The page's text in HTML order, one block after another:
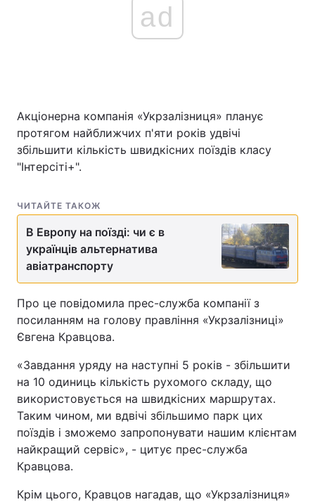
ad
Акціонерна компанія «Укрзалізниця» планує
протягом найближчих п'яти років удвічі
збільшити кількість швидкісних поїздів класу
"Інтерсіті+".
ЧИТАЙТЕ ТАКОЖ
В Европу на поїзді: чи є в
українців альтернатива
авіатранспорту
Про це повідомила прес-служба компанії з
посиланням на голову правління «Укрзалізниці»
Євгена Кравцова.
«Завдання уряду на наступні 5 років - збільшити
на 10 одиниць кількість рухомого складу, що
використовується на швидкісних маршрутах.
Таким чином, ми вдвічі збільшимо парк цих
поїздів і зможемо запропонувати нашим клієнтам
найкращий сервіс», - цитує прес-служба
Кравцова.
Крім цього, Кравцов нагадав, що «Укрзалізниця»